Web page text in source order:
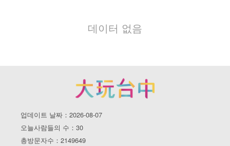
데이터 없음
업데이트 날짜：2026-08-07
오늘사람들의 수：30
총방문자수：2149649